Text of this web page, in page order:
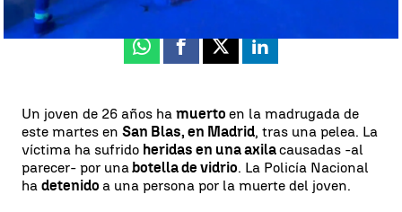
Whatsapp
Facebook
X Linkedin
Un joven de 26 años ha muerto en la madrugada de
este martes en San Blas, en Madrid, tras una pelea. La
víctima ha sufrido heridas en una axilacausadas -al
parecer- por unabotella de vidrio. La Policía Nacional
ha detenido a una persona por la muerte del joven.